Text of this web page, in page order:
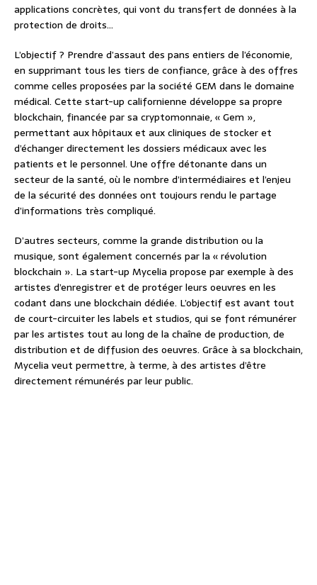
applications concrètes, qui vont du transfert de données à la
protection de droits…
L’objectif ? Prendre d’assaut des pans entiers de l’économie,
en supprimant tous les tiers de confiance, grâce à des offres
comme celles proposées par la société GEM dans le domaine
médical. Cette start-up californienne développe sa propre
blockchain, financée par sa cryptomonnaie, « Gem »,
permettant aux hôpitaux et aux cliniques de stocker et
d’échanger directement les dossiers médicaux avec les
patients et le personnel. Une offre détonante dans un
secteur de la santé, où le nombre d’intermédiaires et l’enjeu
de la sécurité des données ont toujours rendu le partage
d’informations très compliqué.
D’autres secteurs, comme la grande distribution ou la
musique, sont également concernés par la « révolution
blockchain ». La start-up Mycelia propose par exemple à des
artistes d’enregistrer et de protéger leurs oeuvres en les
codant dans une blockchain dédiée. L’objectif est avant tout
de court-circuiter les labels et studios, qui se font rémunérer
par les artistes tout au long de la chaîne de production, de
distribution et de diffusion des oeuvres. Grâce à sa blockchain,
Mycelia veut permettre, à terme, à des artistes d’être
directement rémunérés par leur public.